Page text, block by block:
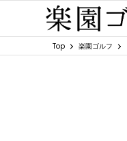
Top 楽園ゴルフ